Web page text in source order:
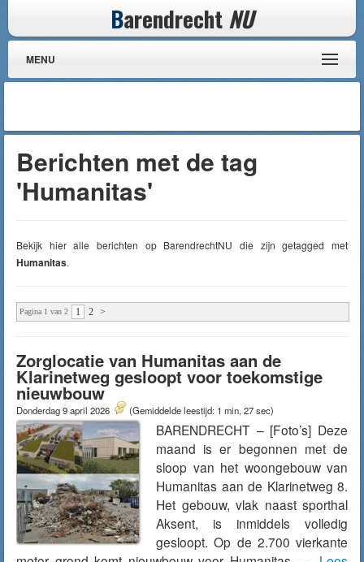
Barendrecht NU
MENU
Berichten met de tag
'Humanitas'
Bekijk hier alle berichten op BarendrechtNU die zijn getagged met
Humanitas.
Pagina 1 van 2 1 2 >
Zorglocatie van Humanitas aan de
Klarinetweg gesloopt voor toekomstige
nieuwbouw
Donderdag 9 april 2026 (Gemiddelde leestijd: 1 min, 27 sec)
BARENDRECHT – [Foto’s] Deze
maand is er begonnen met de
sloop van het woongebouw van
Humanitas aan de Klarinetweg 8.
Het gebouw, vlak naast sporthal
Aksent, is inmiddels volledig
gesloopt. Op de 2.700 vierkante